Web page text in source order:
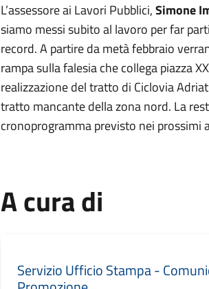
L’assessore ai Lavori Pubblici,Simone
siamo messi subito al lavoro per far
record. A partire da metà febbraio
rampa sulla falesia che collega piazza
realizzazione del tratto di Ciclovia
tratto mancante della zona nord. La
cronoprogramma previsto nei prossimi
A cura di
Servizio Ufficio Stampa -